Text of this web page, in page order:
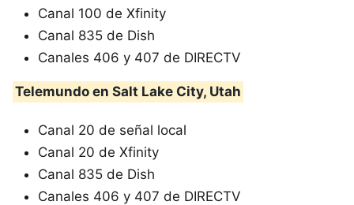
Canal 100 de Xfinity
Canal 835 de Dish
Canales 406 y 407 de DIRECTV
Telemundo en Salt Lake City, Utah
Canal 20 de señal local
Canal 20 de Xfinity
Canal 835 de Dish
Canales 406 y 407 de DIRECTV